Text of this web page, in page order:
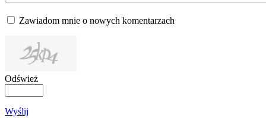
Zawiadom mnie o nowych komentarzach
Odśwież
Wyślij